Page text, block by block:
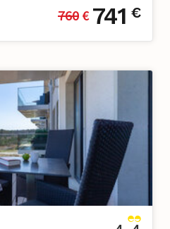
760 € 741 €